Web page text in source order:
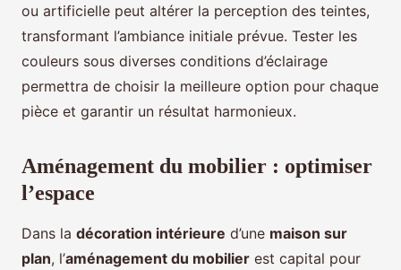
ou artificielle peut altérer la perception des teintes,
transformant l’ambiance initiale prévue. Tester les
couleurs sous diverses conditions d’éclairage
permettra de choisir la meilleure option pour chaque
pièce et garantir un résultat harmonieux.
Aménagement du mobilier : optimiser
l’espace
Dans la décoration intérieure d’une maison sur
plan, l’aménagement du mobilier est capital pour